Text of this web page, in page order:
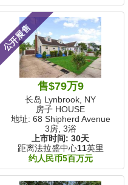
公开展售
售$79万9
长岛 Lynbrook, NY
房子 HOUSE
地址: 68 Shipherd Avenue
3房, 3浴
上市时间: 30天
距离法拉盛中心11英里
约人民币5百万元